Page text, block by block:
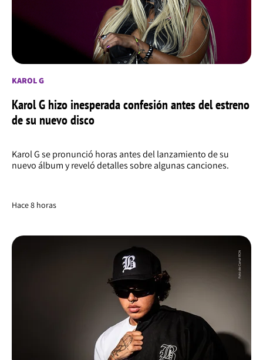
KAROL G
Karol G hizo inesperada confesión antes del estreno
de su nuevo disco
Karol G se pronunció horas antes del lanzamiento de su
nuevo álbum y reveló detalles sobre algunas canciones.
Hace 8 horas